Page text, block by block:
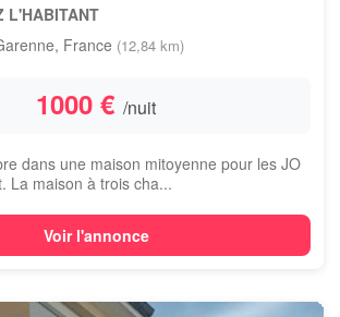
L'HABITANT
France (12,84 km)
1000 € /nuit
dans une maison mitoyenne pour les JO
La maison à trois cha...
Voir l'annonce